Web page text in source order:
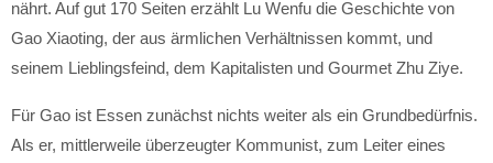
nährt. Auf gut 170 Seiten erzählt Lu Wenfu die Geschichte von
Gao Xiaoting, der aus ärmlichen Verhältnissen kommt, und
seinem Lieblingsfeind, dem Kapitalisten und Gourmet Zhu Ziye.
Für Gao ist Essen zunächst nichts weiter als ein Grundbedürfnis.
Als er, mittlerweile überzeugter Kommunist, zum Leiter eines